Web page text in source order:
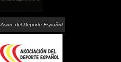
Asoc. del Deporte Español